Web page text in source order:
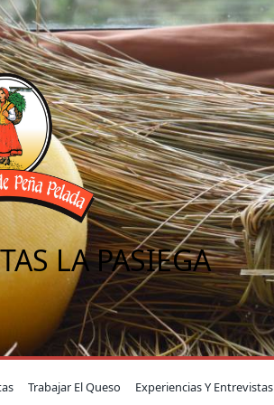
LA PASIEGA
Trabajar El Queso Experiencias Y Entrevistas